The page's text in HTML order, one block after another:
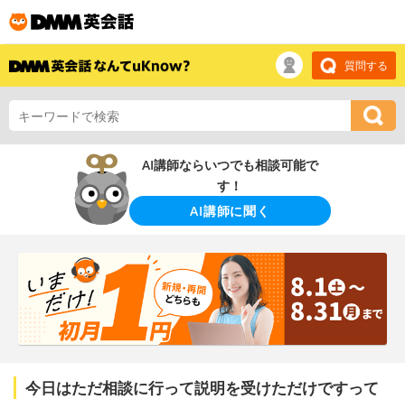
質問する
AI講師ならいつでも相談可能で
す！
AI講師に聞く
今日はただ相談に行って説明を受けただけですって